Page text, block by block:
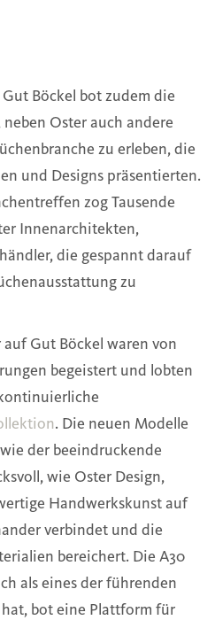
Böckel bot zudem die
Oster auch andere
zu erleben, die
und Designs präsentierten.
zog Tausende
Innenarchitekten,
die gespannt darauf
zu
Gut Böckel waren von
begeistert und lobten
. Die neuen Modelle
der beeindruckende
wie Oster Design,
Handwerkskunst auf
verbindet und die
bereichert. Die A30
als eines der führenden
bot eine Plattform für